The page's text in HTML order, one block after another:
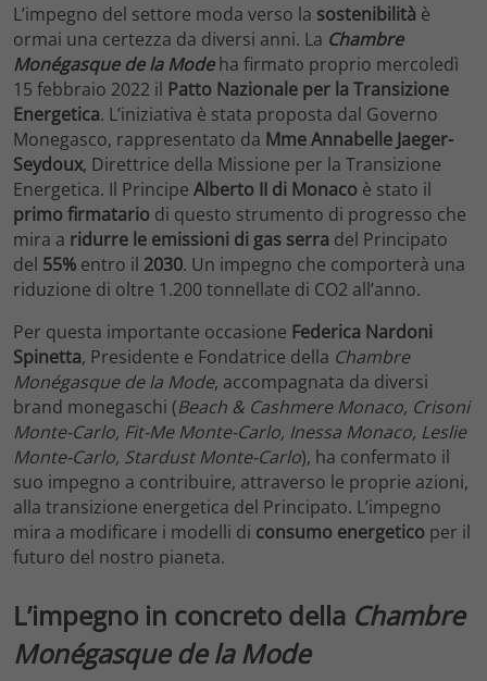
L’impegno del settore moda verso la sostenibilità è
ormai una certezza da diversi anni. La Chambre
Monégasque de la Modeha firmato proprio mercoledì
15 febbraio 2022 il Patto Nazionale per la Transizione
Energetica. L’iniziativa è stata proposta dal Governo
Monegasco, rappresentato da Mme Annabelle Jaeger-
Seydoux, Direttrice della Missione per la Transizione
Energetica. Il Principe Alberto II di Monaco è stato il
primo firmatario di questo strumento di progresso che
mira a ridurre le emissioni di gas serra del Principato
del 55% entro il 2030. Un impegno che comporterà una
riduzione di oltre 1.200 tonnellate di CO2 all’anno.
Per questa importante occasione Federica Nardoni
Spinetta, Presidente e Fondatrice della Chambre
Monégasque de la Mode, accompagnata da diversi
brand monegaschi (Beach & Cashmere Monaco, Crisoni
Monte-Carlo, Fit-Me Monte-Carlo, Inessa Monaco, Leslie
Monte-Carlo, Stardust Monte-Carlo), ha confermato il
suo impegno a contribuire, attraverso le proprie azioni,
alla transizione energetica del Principato. L’impegno
mira a modificare i modelli di consumo energetico per il
futuro del nostro pianeta.
L’impegno in concreto della Chambre
Monégasque de la Mode